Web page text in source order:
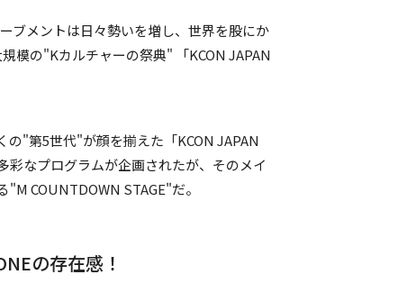
ブメントは日々勢いを増し、世界を股にか
模の"Kカルチャーの祭典" 「KCON JAPAN
の"第5世代"が顔を揃えた「KCON JAPAN
彩なプログラムが企画されたが、そのメイ
COUNTDOWN STAGE"だ。
の存在感！